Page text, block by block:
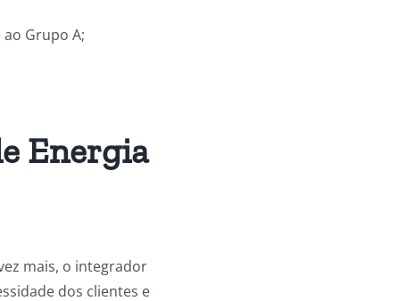
Grupo A;
Energia
mais, o integrador
dos clientes e